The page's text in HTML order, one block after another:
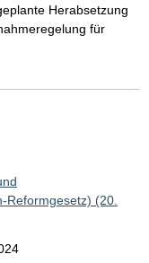
Herabsetzung
für
Reformgesetz) (20.